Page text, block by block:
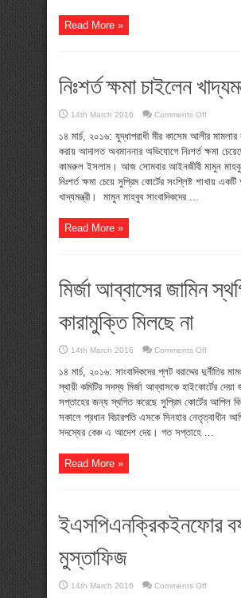
Read More »
নিঃশর্ত ক্ষমা চাইলেন
14th March 2016 Comments Offon
ক্ষমা
চাইলেন
খাদ্যমন্ত্রী
১৪ মার্চ, ২০১৬: যুদ্ধাপরাধী মীর কাসেম আলীর মামলার
করায় আদালত অবমাননার অভিযোগে নিঃশর্ত ক্ষমা
কামরুল ইসলাম। আজ সোমবার আইনজীবী মামুন
নিঃশর্ত ক্ষমা চেয়ে সুপ্রিম কোর্টের সংশ্লিষ্ট শাখায়
খাদ্যমন্ত্রী। মামুন মাহবুব সাংবাদিকদের ...
Read More »
মির্জা আব্বাসের জামিন
কারামুক্তি মিলছে না
14th March 2016 Comments Offon
আব্বাসের
জামিন
স্থগিত,
কারামুক্তি
মিলছে
না
১৪ মার্চ, ২০১৬: সাংবাদিকদের প্লট বরাদ্দের দুর্নীতির
স্থায়ী কমিটির সদস্য মির্জা আব্বাসকে হাইকোর্টের
সপ্তাহের জন্য স্থগিত করেছে সুপ্রিম কোর্টের আপিল
সকালে প্রধান বিচারপতি এসকে সিনহার নেতৃত্বাধীন
সদস্যের বেঞ্চ এ আদেশ দেয়। গত সপ্তাহে ...
Read More »
ইএসপিএনক্রিকইনফোর
মুস্তাফিজ
14th March 2016 Comments Offon